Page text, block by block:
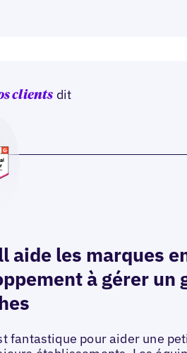
clients dit
aide les marques
à gérer un
fantastique pour aider une